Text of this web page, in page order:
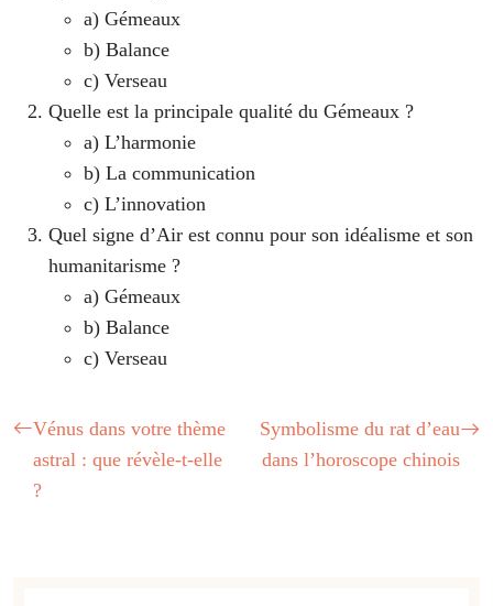
a) Gémeaux
b) Balance
c) Verseau
Quelle est la principale qualité du Gémeaux ?
a) L’harmonie
b) La communication
c) L’innovation
Quel signe d’Air est connu pour son idéalisme et son
humanitarisme ?
a) Gémeaux
b) Balance
c) Verseau
Vénus dans votre thème
astral : que révèle-t-elle
?
Symbolisme du rat d’eau
dans l’horoscope chinois